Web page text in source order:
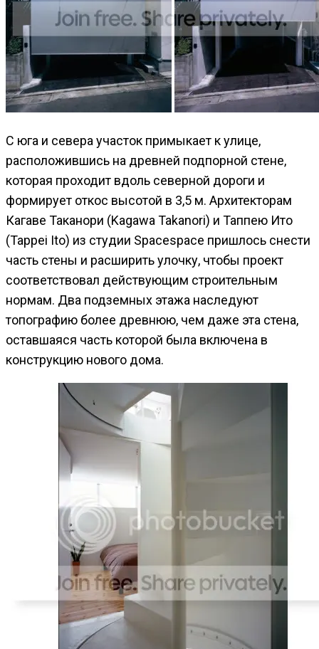
С юга и севера участок примыкает к улице,
расположившись на древней подпорной стене,
которая проходит вдоль северной дороги и
формирует откос высотой в 3,5 м. Архитекторам
Кагаве Таканори (Kagawa Takanori) и Таппею Ито
(Tappei Ito) из студии Spacespace пришлось снести
часть стены и расширить улочку, чтобы проект
соответствовал действующим строительным
нормам. Два подземных этажа наследуют
топографию более древнюю, чем даже эта стена,
оставшаяся часть которой была включена в
конструкцию нового дома.